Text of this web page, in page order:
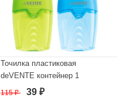
Точилка пластиковая
deVENTE контейнер 1
отверстие, арт.4071604 (Ст.24)
115₽ 39 ₽